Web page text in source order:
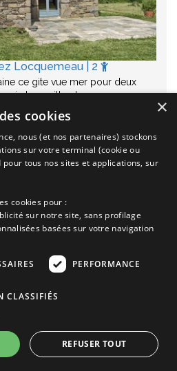
Locquemeau | 2
ce gite vue mer pour deux
coin tranquille et…
dePloubezre
Côte de Granit Rose
×
cookies
nous (et nos partenaires) stockons
sur votre terminal (cookie ou
tous nos sites et applications, sur
cookies pour :
sur notre site, sans profilage
basées sur votre navigation
PERFORMANCE
CLASSIFIÉS
REFUSER TOUT